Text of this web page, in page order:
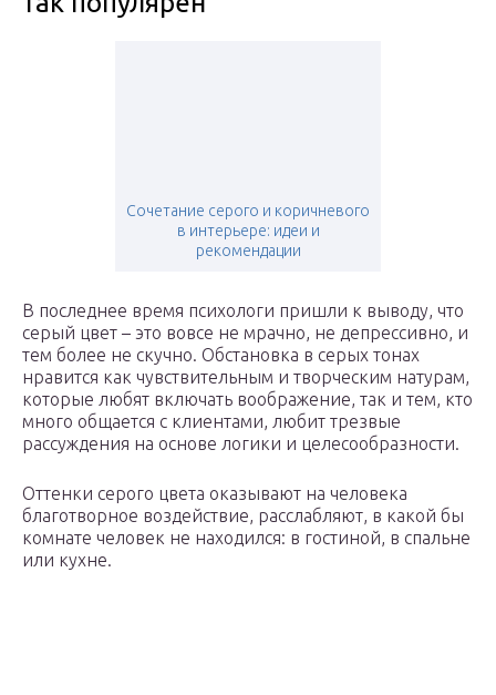
Сочетание серого и коричневого
в интерьере: идеи и
рекомендации
В последнее время психологи пришли к выводу, что
серый цвет – это вовсе не мрачно, не депрессивно, и
тем более не скучно. Обстановка в серых тонах
нравится как чувствительным и творческим натурам,
которые любят включать воображение, так и тем, кто
много общается с клиентами, любит трезвые
рассуждения на основе логики и целесообразности.
Оттенки серого цвета оказывают на человека
благотворное воздействие, расслабляют, в какой бы
комнате человек не находился: в гостиной, в спальне
или кухне.